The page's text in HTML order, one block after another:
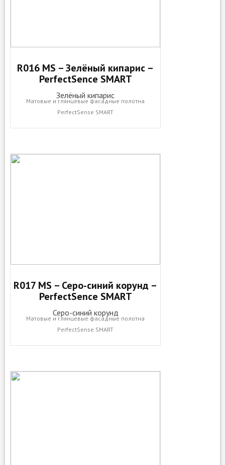
R016 MS – Зелёный кипарис –
PerfectSence SMART
Зелёный кипарис
Матовые и глянцевые фасадные полотна
PerfectSense SMART
R017 MS – Серо-синий корунд –
PerfectSence SMART
Серо-синий корунд
Матовые и глянцевые фасадные полотна
PerfectSense SMART